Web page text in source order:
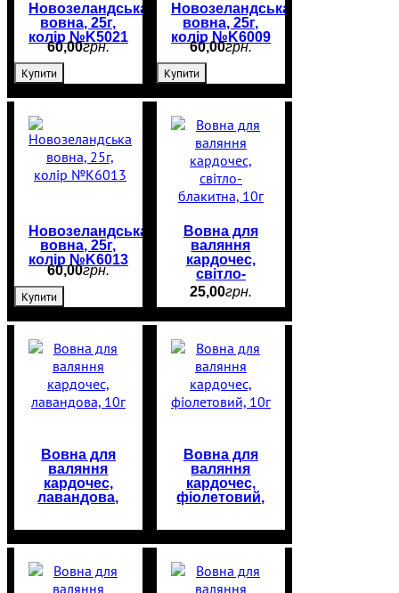
Новозеландська
вовна, 25г,
колір №K5021
60,00грн.
Купити
Новозеландська
вовна, 25г,
колір №K6009
60,00грн.
Купити
Новозеландська
вовна, 25г,
колір №K6013
60,00грн.
Купити
Вовна для
валяння
кардочес,
світло-
блакитна, 10г
25,00грн.
Вовна для
валяння
кардочес,
лавандова,
Вовна для
валяння
кардочес,
фіолетовий,